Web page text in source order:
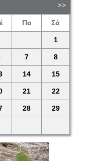
Πα Σά
1
7 8
14 15
21 22
28 29